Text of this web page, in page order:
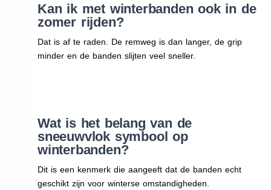
Kan ik met winterbanden ook in de
zomer rijden?
Dat is af te raden. De remweg is dan langer, de grip
minder en de banden slijten veel sneller.
Wat is het belang van de
sneeuwvlok symbool op
winterbanden?
Dit is een kenmerk die aangeeft dat de banden echt
geschikt zijn voor winterse omstandigheden.